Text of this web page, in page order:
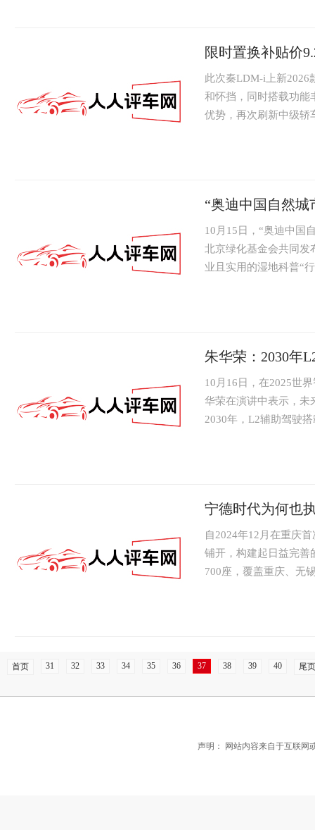
限时置换补贴价
此次秦LDM-i上新2026
和怀挡，同时搭载功能
优势，再次刷新中级轿
“奥迪中国自然
10月15日，“奥迪中国
北京绿化基金会共同发
业且实用的湿地科普“
朱华荣：2030年
10月16日，在2025世
华荣在演讲中表示，未
2030年，L2辅助驾驶
宁德时代为何也
自2024年12月在重庆
铺开，构建起日益完善
700座，覆盖重庆、无
首页 31 32 33 34 35 36 37 38 39 40 尾页
声明： 网站内容来自于互联网